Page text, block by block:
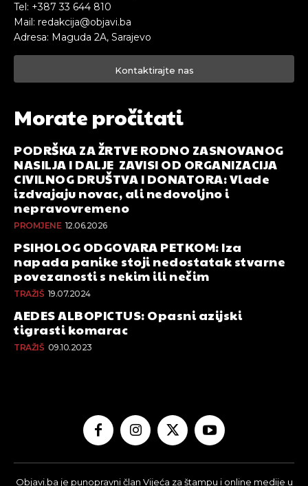
Tel: +387 33 644 810
Mail: redakcija@objavi.ba
Adresa: Maguda 2A, Sarajevo
Kontaktirajte nas
Morate pročitati
PODRŠKA ZA ŽRTVE RODNO ZASNOVANOG
NASILJA I DALJE ZAVISI OD ORGANIZACIJA
CIVILNOG DRUŠTVA I DONATORA: Vlade
izdvajaju novac, ali nedovoljno i
nepravovremeno
PROMJENE 12.06.2026
PSIHOLOG ODGOVARA PETKOM: Iza
napada panike stoji nedostatak stvarne
povezanosti s nekim ili nečim
TRAŽIŠ 19.07.2024
AEDES ALBOPICTUS: Opasni azijski
tigrasti komarac
TRAŽIŠ 09.10.2023
Objavi.ba je punopravni član Vijeća za štampu i online medije u